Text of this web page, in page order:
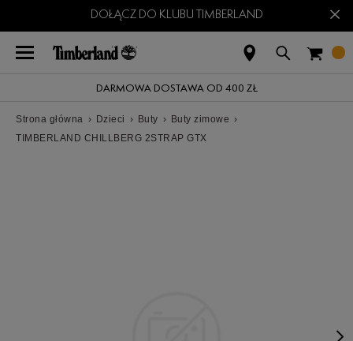
DOŁĄCZ DO KLUBU TIMBERLAND ×
DARMOWA DOSTAWA OD 400 ZŁ
Strona główna › Dzieci › Buty › Buty zimowe ›
TIMBERLAND CHILLBERG 2STRAP GTX